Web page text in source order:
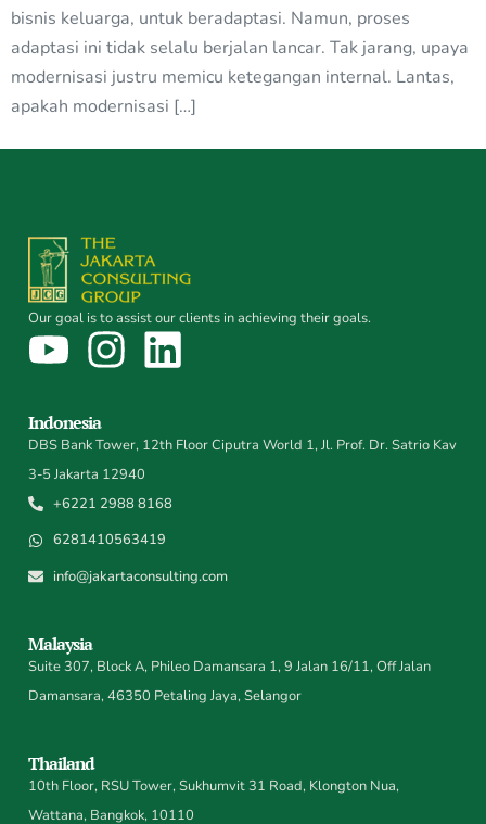
bisnis keluarga, untuk beradaptasi. Namun, proses
adaptasi ini tidak selalu berjalan lancar. Tak jarang, upaya
modernisasi justru memicu ketegangan internal. Lantas,
apakah modernisasi […]
Our goal is to assist our clients in achieving their goals.
Indonesia
DBS Bank Tower, 12th Floor Ciputra World 1, Jl. Prof. Dr. Satrio Kav
3-5 Jakarta 12940
+6221 2988 8168
6281410563419
info@jakartaconsulting.com
Malaysia
Suite 307, Block A, Phileo Damansara 1, 9 Jalan 16/11, Off Jalan
Damansara, 46350 Petaling Jaya, Selangor
Thailand
10th Floor, RSU Tower, Sukhumvit 31 Road, Klongton Nua,
Wattana, Bangkok, 10110